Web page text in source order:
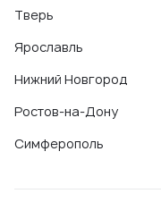
Тверь
Ярославль
Нижний Новгород
Ростов-на-Дону
Симферополь